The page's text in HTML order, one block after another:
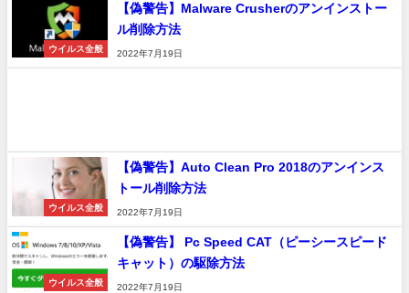
ウイルス全般
【偽警告】Malware Crusherのアンインストー
ル削除方法
2022年7月19日
ウイルス全般
【偽警告】Auto Clean Pro 2018のアンインス
トール削除方法
2022年7月19日
ウイルス全般
【偽警告】 Pc Speed CAT（ピーシースピード
キャット）の駆除方法
2022年7月19日